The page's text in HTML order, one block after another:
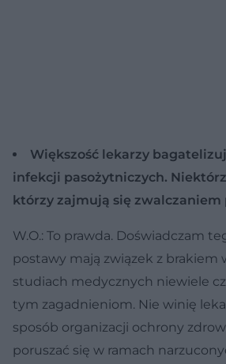
Większość lekarzy
infekcji pasożytniczych.
którzy zajmują się zwalczaniem
W.O.: To prawda. Doświadczam
postawy mają związek z brakiem
studiach medycznych niewiele
tym zagadnieniom. Nie winię
sposób organizacji ochrony
poruszać się w ramach